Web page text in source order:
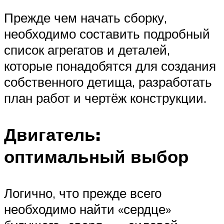
Прежде чем начать сборку,
необходимо составить подробный
список агрегатов и деталей,
которые понадобятся для создания
собственного детища, разработать
план работ и чертёж конструкции.
Двигатель:
оптимальный выбор
Логично, что прежде всего
необходимо найти «сердце»